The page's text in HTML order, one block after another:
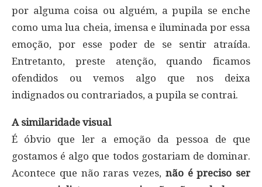
por alguma coisa ou alguém, a pupila se enche
como uma lua cheia, imensa e iluminada por essa
emoção, por esse poder de se sentir atraída.
Entretanto, preste atenção, quando ficamos
ofendidos ou vemos algo que nos deixa
indignados ou contrariados, a pupila se contrai.
A similaridade visual
É óbvio que ler a emoção da pessoa de que
gostamos é algo que todos gostariam de dominar.
Acontece que não raras vezes, não é preciso ser